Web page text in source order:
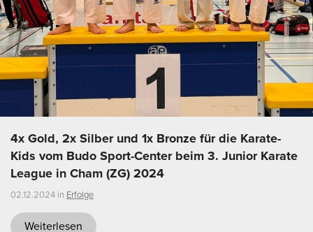
4x Gold, 2x Silber und 1x Bronze für die Karate-
Kids vom Budo Sport-Center beim 3. Junior Karate
League in Cham (ZG) 2024
02.12.2024 in Erfolge
Weiterlesen